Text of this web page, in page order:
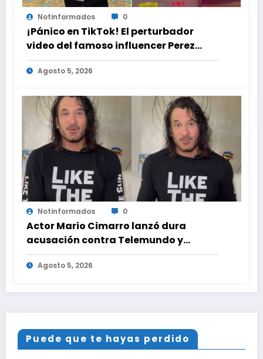
Notinformados 0
¡Pánico en TikTok! El perturbador
video del famoso influencer Perez
Hilton que obligó a sus fans a pedir
ayuda médica
Agosto 5, 2026
Notinformados 0
Actor Mario Cimarro lanzó dura
acusación contra Telemundo y
advirtió que lo que hacen en su contra
es ilegal en EEUU
Agosto 5, 2026
Puede que te hayas perdido